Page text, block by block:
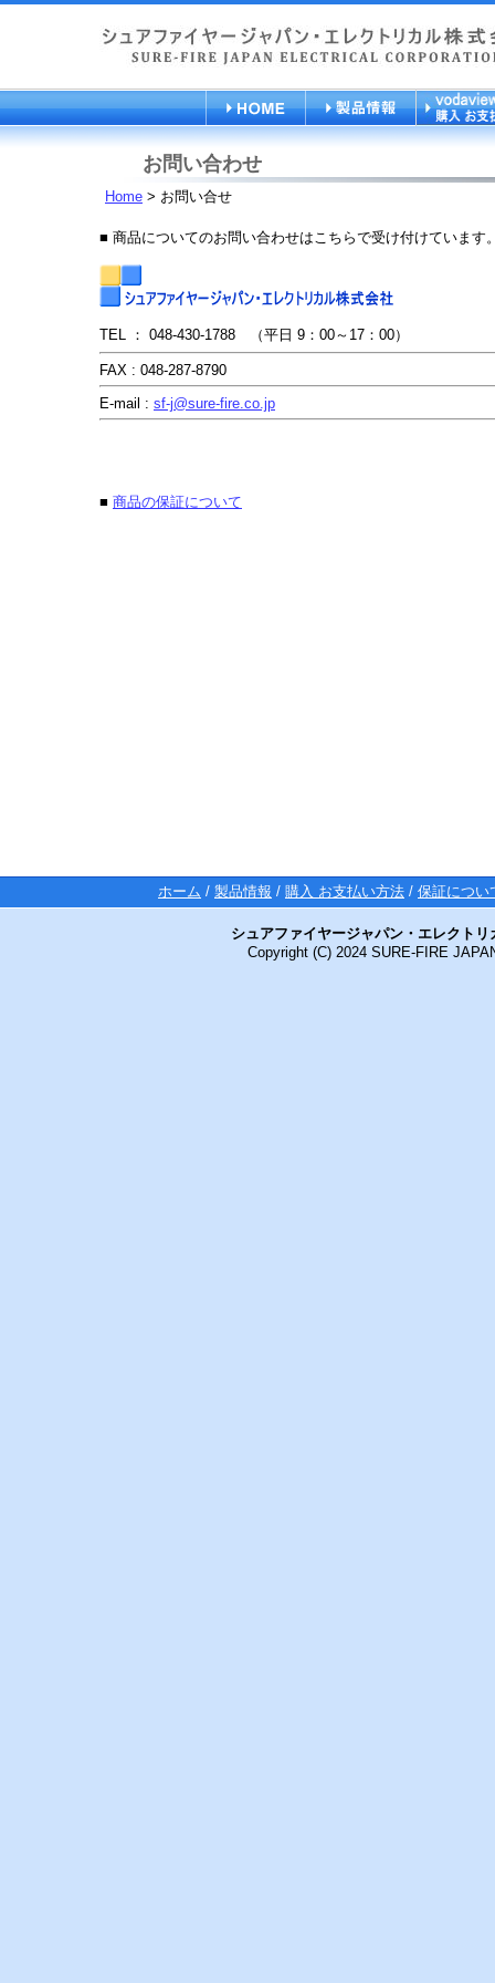
お問い合わせ
Home > お問い合せ
■ 商品についてのお問い合わせはこちらで受け付けています
TEL ： 048-430-1788 （平日 9：00～17：00）
FAX : 048-287-8790
E-mail : sf-j@sure-fire.co.jp
■ 商品の保証について
ホーム / 製品情報 / 購入 お支払い方法 / 保証につい
シュアファイヤージャパン・エレクトリ
Copyright (C) 2024 SURE-FIRE